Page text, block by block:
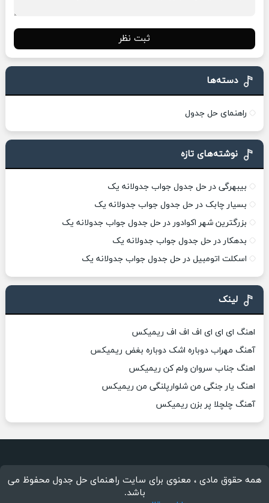
ثبت نظر
دسته‌ها
راهنمای حل جدول
نوشته‌های تازه
بیبهرگی در حل جدول جواب جدولانه یک
بسیار چابک در حل جدول جواب جدولانه یک
بزرگترین شهر اکوادور در حل جدول جواب جدولانه یک
بدهکار در حل جدول جواب جدولانه یک
اسکلت اتومبیل در حل جدول جواب جدولانه یک
لینک
اهنگ ای ای ای اف اف اف ریمیکس
آهنگ مهراب دوباره اشک دوباره بغض ریمیکس
اهنگ جناب سروان ولم کن ریمیکس
اهنگ یار جنگی من شلوارپلنگی من ریمیکس
آهنگ چلچلا پر بزن ریمیکس
همه حقوق مادی ، معنوی برای سایت راهنمای حل جدول محفوظ می
باشد.